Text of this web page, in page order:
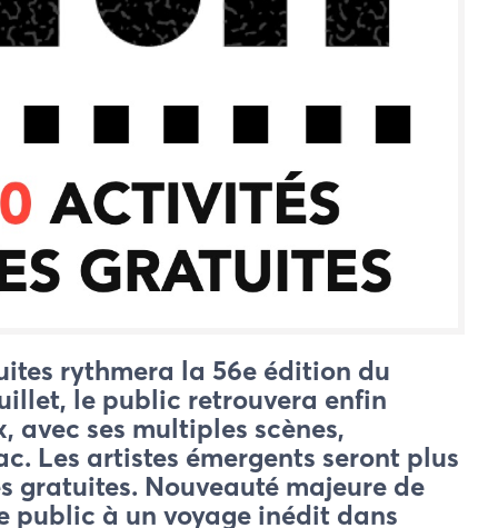
rythmera la 56e édition du
le public retrouvera enfin
avec ses multiples scènes,
Les artistes émergents seront plus
gratuites. Nouveauté majeure de
public à un voyage inédit dans